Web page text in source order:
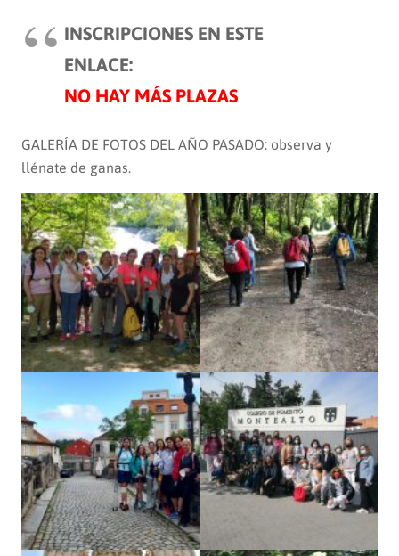
INSCRIPCIONES EN ESTE
ENLACE:
NO HAY MÁS PLAZAS
GALERÍA DE FOTOS DEL AÑO PASADO: observa y
llénate de ganas.